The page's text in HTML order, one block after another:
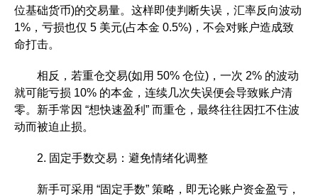
位基础货币)的交易量。这样即使判断失误，汇率反向波动
1%，亏损也仅 5 美元(占本金 0.5%)，不会对账户造成致
命打击。
相反，若重仓交易(如用 50% 仓位)，一次 2% 的波动
就可能亏损 10% 的本金，连续几次失误便会导致账户清
零。新手常因 “想快速盈利” 而重仓，最终往往因扛不住波
动而被迫止损。
2. 固定手数交易：避免情绪化调整
新手可采用 “固定手数” 策略，即无论账户资金盈亏，